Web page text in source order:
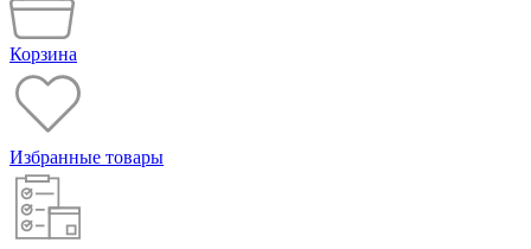
Корзина
Избранные товары